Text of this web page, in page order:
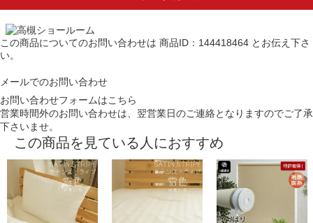
この商品についてのお問い合わせは 商品ID：144418464 とお伝え下さ
い。
メールでのお問い合わせ
お問い合わせフォームはこちら
営業時間外のお問い合わせは、翌営業日のご連絡となりますのでご了承
下さいませ。
この商品を見ている人におすすめ